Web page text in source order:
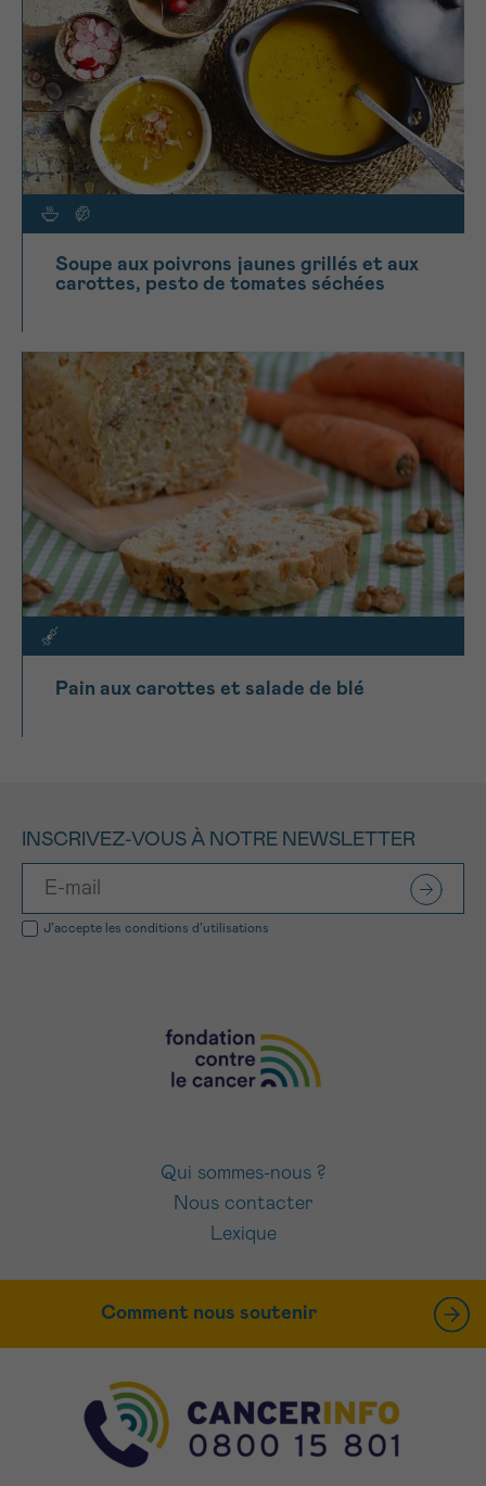
Soupe aux poivrons jaunes grillés et aux
carottes, pesto de tomates séchées
Pain aux carottes et salade de blé
INSCRIVEZ-VOUS À NOTRE NEWSLETTER
J’accepte les conditions d’utilisations
Qui sommes-nous ?
Nous contacter
Lexique
Comment nous soutenir